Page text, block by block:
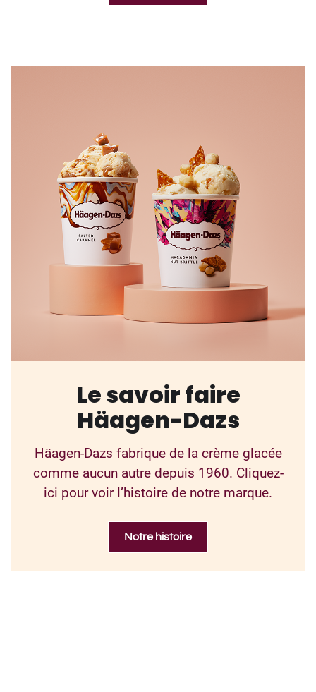
Le savoir faire
Häagen-Dazs
Häagen-Dazs fabrique de la crème glacée
comme aucun autre depuis 1960. Cliquez-
ici pour voir l’histoire de notre marque.
Notre histoire